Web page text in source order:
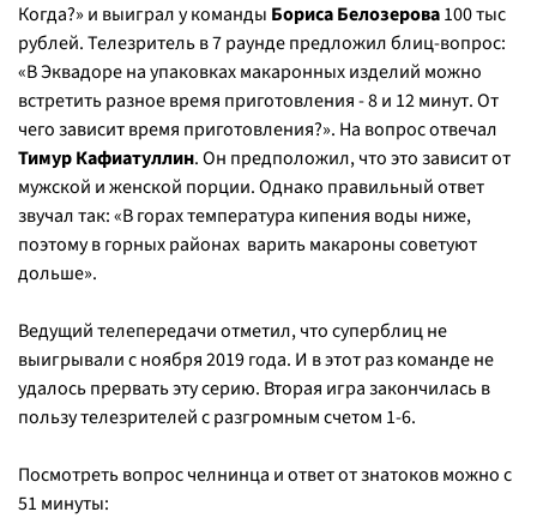
Когда?» и выиграл у команды Бориса Белозерова100 тыс
рублей. Телезритель в 7 раунде предложил блиц-вопрос:
«В Эквадоре на упаковках макаронных изделий можно
встретить разное время приготовления - 8 и 12 минут. От
чего зависит время приготовления?». На вопрос отвечал
Тимур Кафиатуллин. Он предположил, что это зависит от
мужской и женской порции. Однако правильный ответ
звучал так: «В горах температура кипения воды ниже,
поэтому в горных районах варить макароны советуют
дольше».
Ведущий телепередачи отметил, что суперблиц не
выигрывали с ноября 2019 года. И в этот раз команде не
удалось прервать эту серию. Вторая игра закончилась в
пользу телезрителей с разгромным счетом 1-6.
Посмотреть вопрос челнинца и ответ от знатоков можно с
51 минуты: